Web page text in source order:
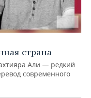
страна
Али — редкий
современного